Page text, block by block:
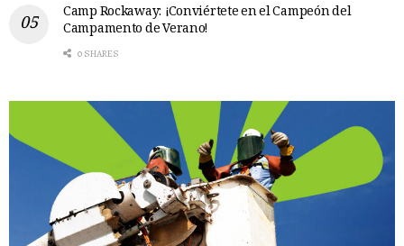
Camp Rockaway: ¡Conviértete en el Campeón del
Campamento de Verano!
0 SHARES